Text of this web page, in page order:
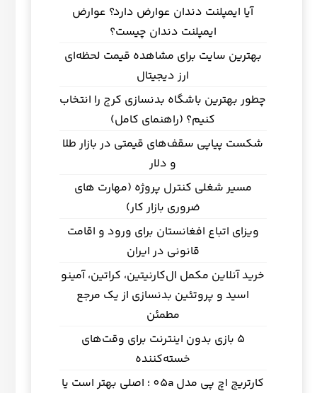
آیا ایمپلنت دندان عوارض دارد؟ عوارض
ایمپلنت دندان چیست؟
بهترین سایت برای مشاهده قیمت لحظه‌ای
ارز دیجیتال
چطور بهترین باشگاه بدنسازی کرج را انتخاب
کنیم؟ (راهنمای کامل)
شکست پیاپی سقف‌های قیمتی در بازار طلا
و دلار
مسیر شغلی کنترل پروژه (مهارت های
ضروری بازار کار)
ویزای اتباع افغانستان برای ورود و اقامت
قانونی در ایران
خرید آنلاین مکمل ال‌کارنیتین، کراتین، آمینو
اسید و پروتئین بدنسازی از یک مرجع
مطمئن
5 بازی بدون اینترنت برای وقت‌های
خسته‌کننده
کارتریج اچ پی مدل 05a ؛ اصلی بهتر است یا